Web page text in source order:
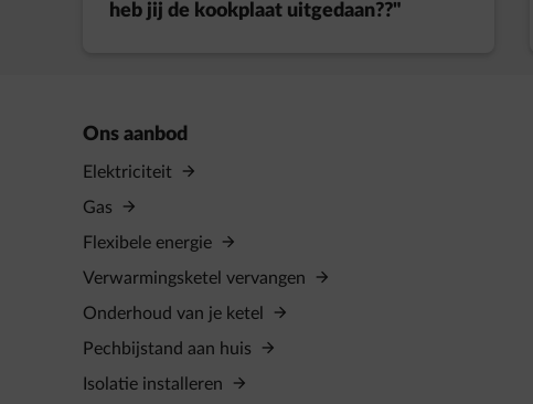
heb jij de kookplaat uitgedaan??"
Ons aanbod
Elektriciteit
Gas
Flexibele energie
Verwarmingsketel vervangen
Onderhoud van je ketel
Pechbijstand aan huis
Isolatie installeren